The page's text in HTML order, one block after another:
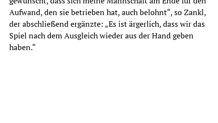
Aufwand, den sie betrieben hat, auch belohnt“, so Zankl,
der abschließend ergänzte: „Es ist ärgerlich, dass wir das
Spiel nach dem Ausgleich wieder aus der Hand geben
haben.“